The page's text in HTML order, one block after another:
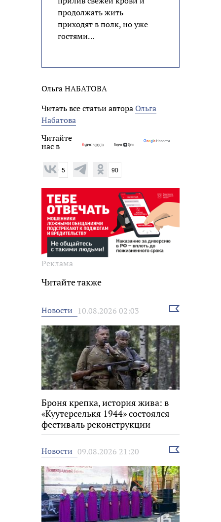
продолжать жить
приходят в полк, но уже
гостями…
Ольга НАБАТОВА
Читать все статьи автораОльга
Набатова
Читайте
нас в
5 90
Реклама
Читайте также
Новости 10.08.2026 02:03
Выбрать
Броня крепка, история жива: в
«Куутерселькя 1944» состоялся
фестиваль реконструкции
Новости 09.08.2026 21:20
Выбрать